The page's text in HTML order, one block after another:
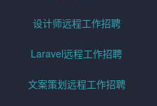
设计师远程工作招聘
Laravel远程工作招聘
文案策划远程工作招聘